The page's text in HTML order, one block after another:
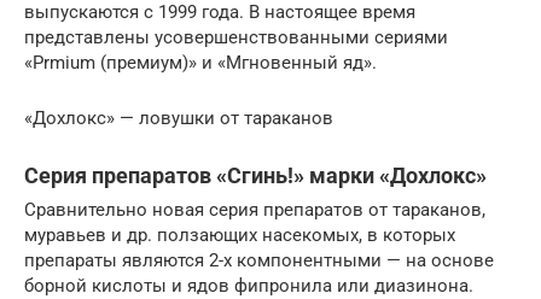
выпускаются с 1999 года. В настоящее время
представлены усовершенствованными сериями
«Prmium (премиум)» и «Мгновенный яд».
«Дохлокс» — ловушки от тараканов
Серия препаратов «Сгинь!» марки «Дохлокс»
Сравнительно новая серия препаратов от тараканов,
муравьев и др. ползающих насекомых, в которых
препараты являются 2-х компонентными — на основе
борной кислоты и ядов фипронила или диазинона.